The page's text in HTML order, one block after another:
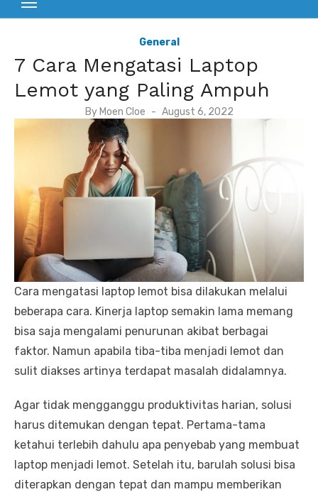
General
7 Cara Mengatasi Laptop
Lemot yang Paling Ampuh
By Moen Cloe
P
o
August 6, 2022
Cara mengatasi laptop lemot bisa dilakukan melalui
beberapa cara. Kinerja laptop semakin lama memang
bisa saja mengalami penurunan akibat berbagai
faktor. Namun apabila tiba-tiba menjadi lemot dan
sulit diakses artinya terdapat masalah didalamnya.
Agar tidak mengganggu produktivitas harian, solusi
harus ditemukan dengan tepat. Pertama-tama
ketahui terlebih dahulu apa penyebab yang membuat
laptop menjadi lemot. Setelah itu, barulah solusi bisa
diterapkan dengan tepat dan mampu memberikan